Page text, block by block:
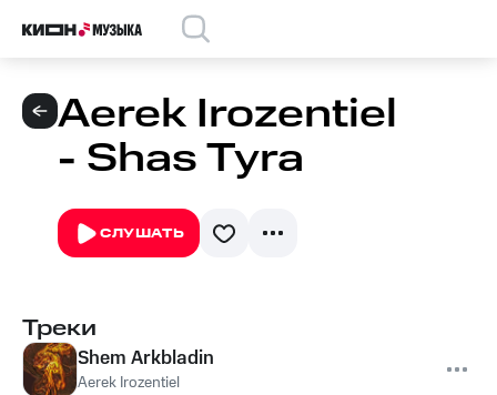
Aerek Irozentiel
- Shas Tyra
СЛУШАТЬ
Треки
Shem Arkbladin
Aerek Irozentiel